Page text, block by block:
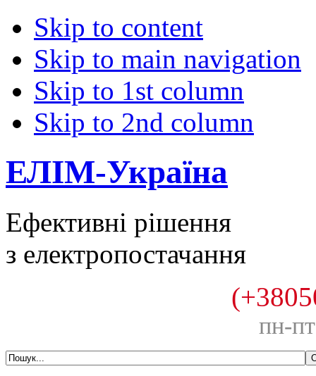
Skip to content
Skip to main navigation
Skip to 1st column
Skip to 2nd column
ЕЛІМ-Україна
Ефективні рішення
з електропостачання
пн-